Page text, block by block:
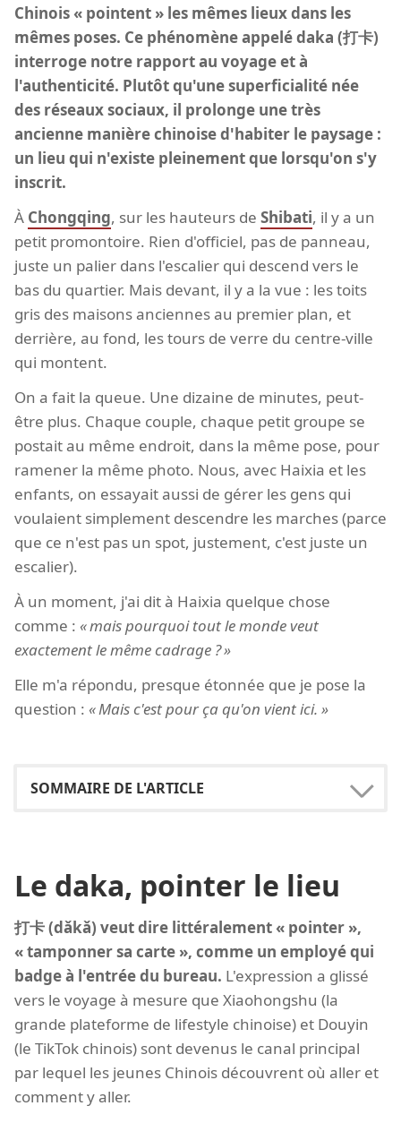
Chinois « pointent » les mêmes lieux dans les
mêmes poses. Ce phénomène appelé daka (打卡)
interroge notre rapport au voyage et à
l'authenticité. Plutôt qu'une superficialité née
des réseaux sociaux, il prolonge une très
ancienne manière chinoise d'habiter le paysage :
un lieu qui n'existe pleinement que lorsqu'on s'y
inscrit.
À Chongqing, sur les hauteurs de Shibati, il y a un
petit promontoire. Rien d'officiel, pas de panneau,
juste un palier dans l'escalier qui descend vers le
bas du quartier. Mais devant, il y a la vue : les toits
gris des maisons anciennes au premier plan, et
derrière, au fond, les tours de verre du centre-ville
qui montent.
On a fait la queue. Une dizaine de minutes, peut-
être plus. Chaque couple, chaque petit groupe se
postait au même endroit, dans la même pose, pour
ramener la même photo. Nous, avec Haixia et les
enfants, on essayait aussi de gérer les gens qui
voulaient simplement descendre les marches (parce
que ce n'est pas un spot, justement, c'est juste un
escalier).
À un moment, j'ai dit à Haixia quelque chose
comme :
mais pourquoi tout le monde veut
exactement le même cadrage ?
Elle m'a répondu, presque étonnée que je pose la
question :
Mais c'est pour ça qu'on vient ici.
Le daka, pointer le lieu
打卡 (dǎkǎ) veut dire littéralement « pointer »,
« tamponner sa carte », comme un employé qui
badge à l'entrée du bureau. L'expression a glissé
vers le voyage à mesure que Xiaohongshu (la
grande plateforme de lifestyle chinoise) et Douyin
(le TikTok chinois) sont devenus le canal principal
par lequel les jeunes Chinois découvrent où aller et
comment y aller.